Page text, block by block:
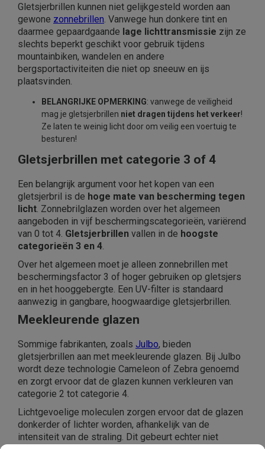
Gletsjerbrillen kunnen niet gelijkgesteld worden aan
gewone zonnebrillen. Vanwege hun donkere tint en
daarmee gepaardgaande lage lichttransmissie zijn ze
slechts beperkt geschikt voor gebruik tijdens
mountainbiken, wandelen en andere
bergsportactiviteiten die niet op sneeuw en ijs
plaatsvinden.
BELANGRIJKE OPMERKING: vanwege de veiligheid
mag je gletsjerbrillen niet dragen tijdens het verkeer!
Ze laten te weinig licht door om veilig een voertuig te
besturen!
Gletsjerbrillen met categorie 3 of 4
Een belangrijk argument voor het kopen van een
gletsjerbril is de hoge mate van bescherming tegen
licht. Zonnebrilglazen worden over het algemeen
aangeboden in vijf beschermingscategorieën, variërend
van 0 tot 4. Gletsjerbrillen vallen in de hoogste
categorieën 3 en 4.
Over het algemeen moet je alleen zonnebrillen met
beschermingsfactor 3 of hoger gebruiken op gletsjers
en in het hooggebergte. Een UV-filter is standaard
aanwezig in gangbare, hoogwaardige gletsjerbrillen.
Meekleurende glazen
Sommige fabrikanten, zoals Julbo, bieden
gletsjerbrillen aan met meekleurende glazen. Bij Julbo
wordt deze technologie Cameleon of Zebra genoemd
en zorgt ervoor dat de glazen kunnen verkleuren van
categorie 2 tot categorie 4.
Lichtgevoelige moleculen zorgen ervoor dat de glazen
donkerder of lichter worden, afhankelijk van de
intensiteit van de straling. Dit gebeurt echter niet